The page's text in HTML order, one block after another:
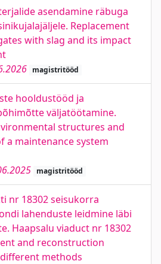
asendamine räbuga
Replacement
with slag and its impact
magistritööd
hooldustööd ja
väljatöötamine.
structures and
a maintenance system
magistritööd
nr 18302 seisukorra
lahenduste leidmine läbi
Haapsalu viaduct nr 18302
and reconstruction
methods